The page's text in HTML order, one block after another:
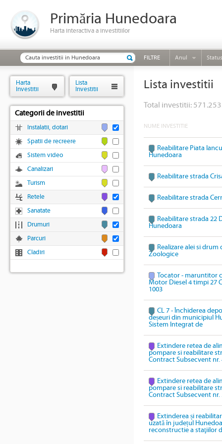
Primăria Hunedoara
Harta interactiva a investitiilor
FILTRE Anul Status
Lista investitii
Total investitii:
NUME INVESTITIE
Reabilitare Piata
Hunedoara
Reabilitare strada
Reabilitare strada
Reabilitare strada 22
Hunedoara
Realizare alei si
Zoologice
Tocator - maruntitor
Motor Diesel 4 timpi 27
1003
CL 7 - Închiderea
deșeuri din municipiul
Sistem Integrat de
Extindere retea de
pompare si reabilitare
Contract Subsecvent nr.
Extindere retea de
pompare si reabilitare
Contract Subsecvent nr.
Extinderea și
uzată în județul
reconstructie a staţiilor
Harta
Investitii
Lista
Investitii
Categorii de investitii
Instalatii, dotari
Spatii de recreere
Sistem video
Canalizari
Turism
Retele
Sanatate
Drumuri
Parcuri
Cladiri